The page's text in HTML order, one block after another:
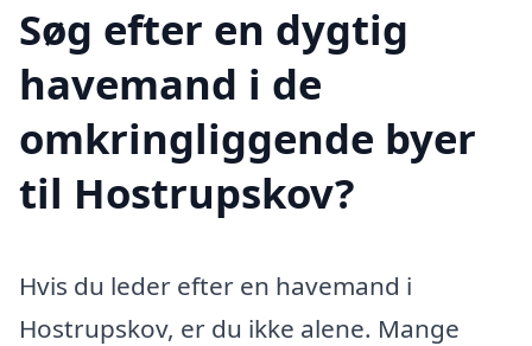
Søg efter en dygtig
havemand i de
omkringliggende byer
til Hostrupskov?
Hvis du leder efter en havemand i
Hostrupskov, er du ikke alene. Mange